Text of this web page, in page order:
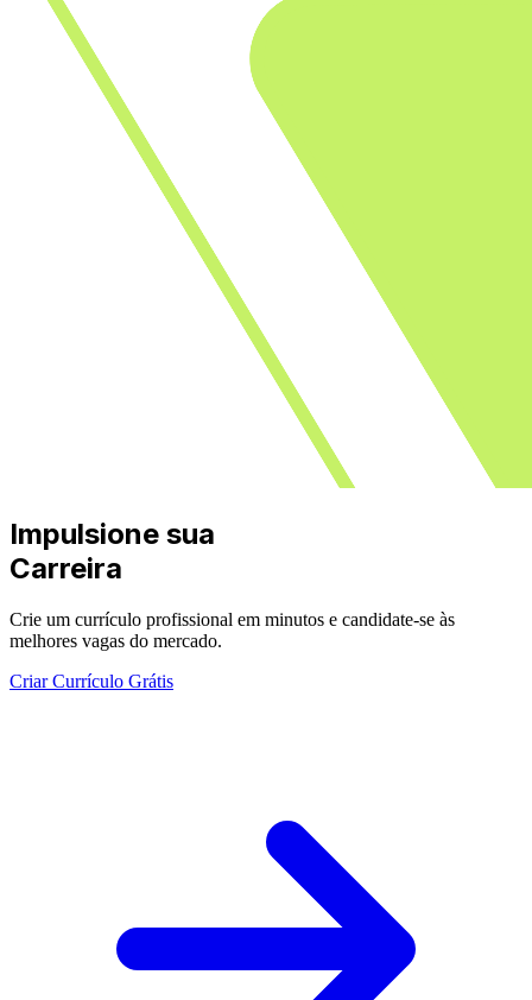
Impulsione sua
Carreira
Crie um currículo profissional em minutos e candidate-se às
melhores vagas do mercado.
Criar Currículo Grátis